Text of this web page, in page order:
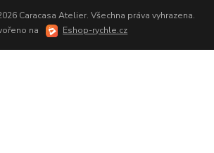
Caracasa Atelier. Všechna práva vyhrazena.
na
Eshop-rychle.cz